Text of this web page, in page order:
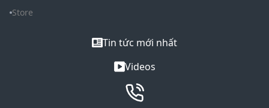
Store
Tin tức mới nhất
Videos